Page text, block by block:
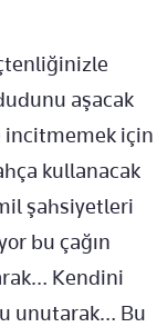
aşacak
incitmemek için
kullanacak
şahsiyetleri
bu çağın
Kendini
unutarak… Bu